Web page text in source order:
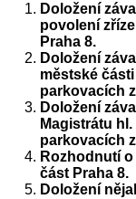
Doložení
povolení
Praha 8.
Doložení
městské
parkovacích
Doložení
Magistrátu
parkovacích
Rozhodnutí
část Praha 8.
Doložení